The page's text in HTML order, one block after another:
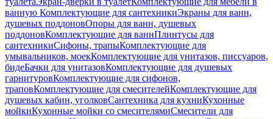
ванную Комплектующие для сантехникиЭкраны для ванн,
душевых поддоновОпоры для ванн, душевых
поддоновКомплектующие для ваннПлинтусы для
сантехникиСифоны, трапыКомплектующие для
умывальников, моекКомплектующие для унитазов, писсуаров,
бидеБачки для унитазовКомплектующие для душевых
гарнитуровКомплектующие для сифонов,
траповКомплектующие для смесителейКомплектующие для
душевых кабин, уголковСантехника для кухниКухонные
мойкиКухонные мойки со смесителямиСмесители для